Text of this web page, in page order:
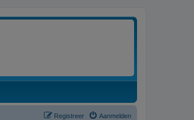
Aanmelden
Registreer